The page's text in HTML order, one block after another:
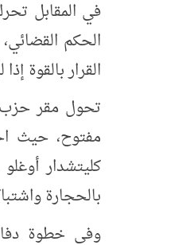
في المقابل
الحكم
القرار بالقوة
تحول مقر
مفتوح، حيث
كليتشدار
بالحجارة
وفي خطوة